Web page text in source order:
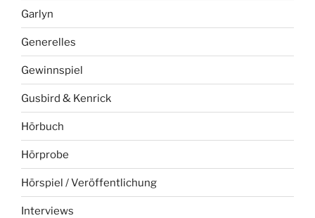
Garlyn
Generelles
Gewinnspiel
Gusbird & Kenrick
Hörbuch
Hörprobe
Hörspiel / Veröffentlichung
Interviews